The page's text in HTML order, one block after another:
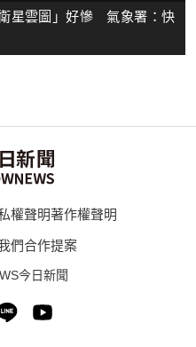
星雲圖」好慘 氣象署：快
權聲明著作權聲明
們合作提案
今日新聞